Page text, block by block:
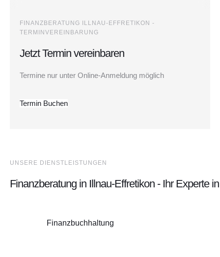
FINANZBERATUNG ILLNAU-EFFRETIKON -
TERMINVEREINBARUNG
Jetzt Termin vereinbaren
Termine nur unter Online-Anmeldung möglich
Termin Buchen
UNSERE DIENSTLEISTUNGEN
Finanzberatung in Illnau-Effretikon - Ihr Experte
Finanzbuchhaltung